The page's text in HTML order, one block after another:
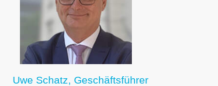
Uwe Schatz, Geschäftsführer